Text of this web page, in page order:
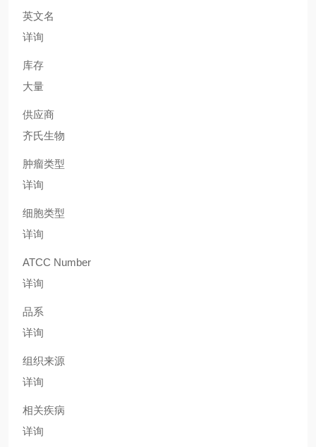
英文名
详询
库存
大量
供应商
齐氏生物
肿瘤类型
详询
细胞类型
详询
ATCC Number
详询
品系
详询
组织来源
详询
相关疾病
详询